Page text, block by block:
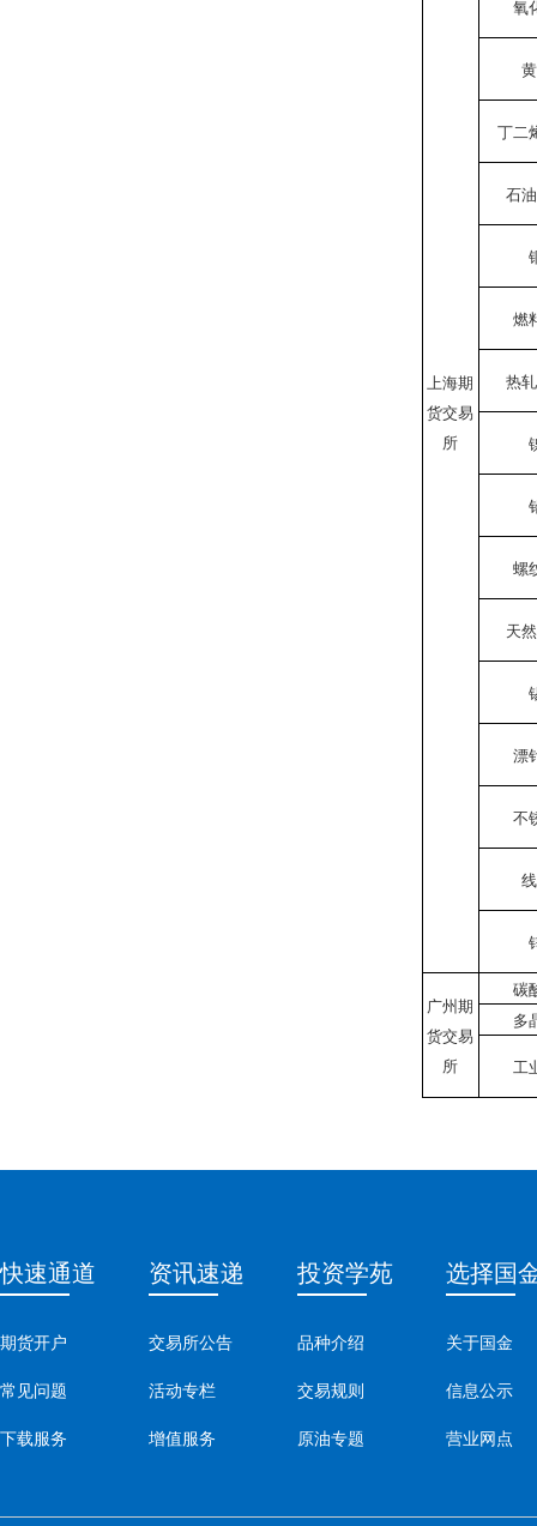
上海期
货交易
所
氧
丁二
石
燃
热
螺
天
漂
不
广州期
货交易
所
碳
多
工
快速通道
期货开户
常见问题
下载服务
资讯速递
交易所公告
活动专栏
增值服务
投资学苑
品种介绍
交易规则
原油专题
选择国
关于国金
信息公示
营业网点